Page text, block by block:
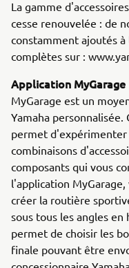
La gamme
cesse renouvelée : de
constamment ajoutés
complètes sur :
Application MyGarage
MyGarage est un
Yamaha
permet
combinaisons
composants qui vous
l'application
créer la routière
sous tous les angles
permet de choisir les
finale pouvant être